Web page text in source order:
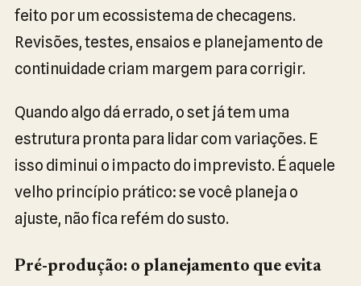
feito por um ecossistema de checagens.
Revisões, testes, ensaios e planejamento de
continuidade criam margem para corrigir.
Quando algo dá errado, o set já tem uma
estrutura pronta para lidar com variações. E
isso diminui o impacto do imprevisto. É aquele
velho princípio prático: se você planeja o
ajuste, não fica refém do susto.
Pré-produção: o planejamento que evita